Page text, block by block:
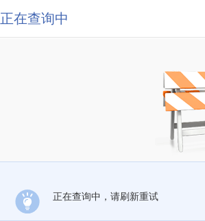
正在查询中
正在查询中，请刷新重试